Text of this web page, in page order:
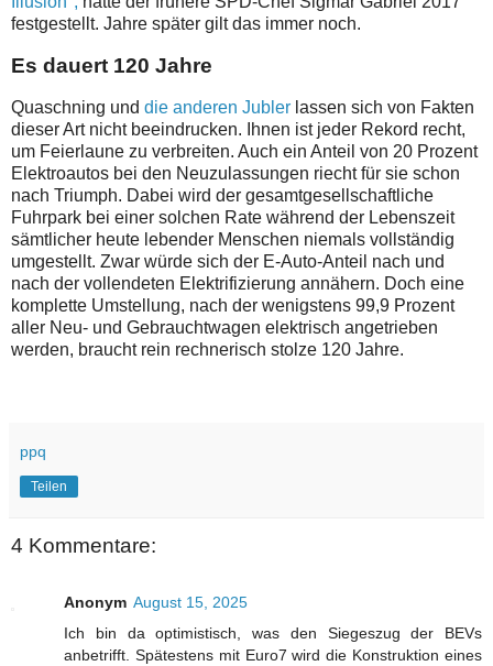
festgestellt. Jahre später gilt das immer noch.
Es dauert 120 Jahre
Quaschning und die anderen Jubler lassen sich von Fakten
dieser Art nicht beeindrucken. Ihnen ist jeder Rekord recht,
um Feierlaune zu verbreiten. Auch ein Anteil von 20 Prozent
Elektroautos bei den Neuzulassungen riecht für sie schon
nach Triumph. Dabei wird der gesamtgesellschaftliche
Fuhrpark bei einer solchen Rate während der Lebenszeit
sämtlicher heute lebender Menschen niemals vollständig
umgestellt. Zwar würde sich der E-Auto-Anteil nach und
nach der vollendeten Elektrifizierung annähern. Doch eine
komplette Umstellung, nach der wenigstens 99,9 Prozent
aller Neu- und Gebrauchtwagen elektrisch angetrieben
werden, braucht rein rechnerisch stolze 120 Jahre.
ppq
Teilen
4 Kommentare:
Anonym August 15, 2025
Ich bin da optimistisch, was den Siegeszug der BEVs
anbetrifft. Spätestens mit Euro7 wird die Konstruktion eines